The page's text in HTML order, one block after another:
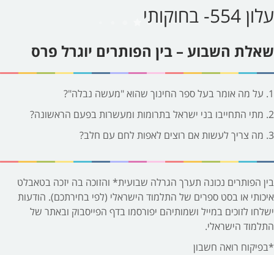
עלון 554- בחוקותי
שאלת השבוע – בין הפותרים יוגרל פרס
1. על מה אומר בעל ספר החינוך שהוא "מעשה נבלה"?
2. מתי התחייבו בני ישראל בתרומות ומעשרות בפעם הראשונה?
3. מה צריך לעשות אם רוצים לאפות לחם עם חלב?
בין הפותרים נכונה תערך הגרלה שבועית* והזוכה בה יזכה בטאבלט
איכותי או בסט ספרים של התלמוד הישראלי (לפי בחירתכם). הודעות
ישלחו לזוכים במייל ושמותיהם יפורסמו בדף הפייסבוק ובאתר של
התלמוד הישראלי.
*בפיקוח רואה חשבון